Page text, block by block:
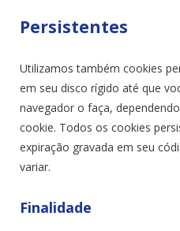
Persistentes
Utilizamos também cookies
em seu disco rígido até que
navegador o faça,
cookie. Todos os cookies
expiração gravada em seu
variar.
Finalidade